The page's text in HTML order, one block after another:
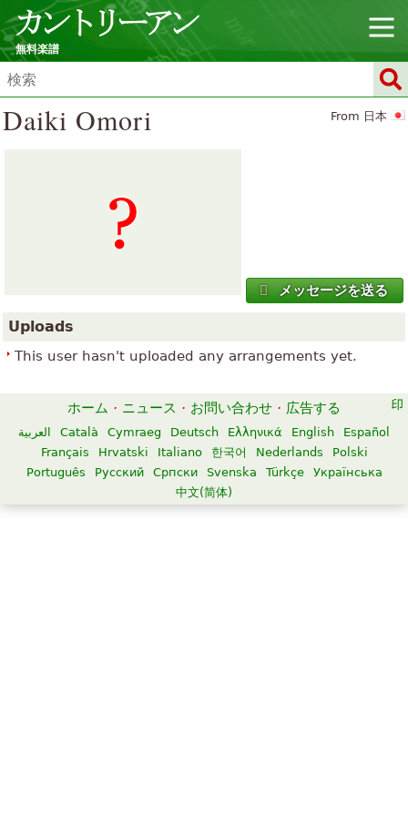
無料楽譜
From 日本
Daiki Omori
メッセージを送る
Uploads
This user hasn't uploaded any arrangements yet.
ホーム · ニュース · お問い合わせ · 広告する
العربية Català Cymraeg Deutsch Ελληνικά English
Español
Français
Hrvatski Italiano 한국어 Nederlands
Polski
Português
Русский Српски Svenska Türkçe
Українська
中文(简体)